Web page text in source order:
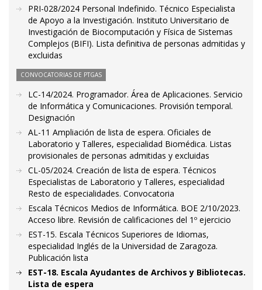
PRI-028/2024 Personal Indefinido. Técnico Especialista
de Apoyo a la Investigación. Instituto Universitario de
Investigación de Biocomputación y Física de Sistemas
Complejos (BIFI). Lista definitiva de personas admitidas y
excluidas
CONVOCATORIAS DE PTGAS
LC-14/2024. Programador. Área de Aplicaciones. Servicio
de Informática y Comunicaciones. Provisión temporal.
Designación
AL-11 Ampliación de lista de espera. Oficiales de
Laboratorio y Talleres, especialidad Biomédica. Listas
provisionales de personas admitidas y excluidas
CL-05/2024. Creación de lista de espera. Técnicos
Especialistas de Laboratorio y Talleres, especialidad
Resto de especialidades. Convocatoria
Escala Técnicos Medios de Informática. BOE 2/10/2023.
Acceso libre. Revisión de calificaciones del 1º ejercicio
EST-15. Escala Técnicos Superiores de Idiomas,
especialidad Inglés de la Universidad de Zaragoza.
Publicación lista
EST-18. Escala Ayudantes de Archivos y Bibliotecas.
Lista de espera